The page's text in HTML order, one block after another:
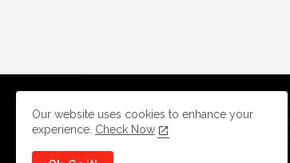
Our website uses cookies to enhance your
experience. Check Now